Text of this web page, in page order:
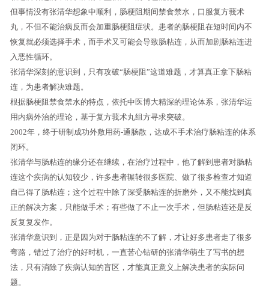
但事情没有张清华想象中顺利，肠梗阻期间禁食禁水，口服复方莪术
丸，不但不能治病反而会加重肠梗阻症状。患者的肠梗阻在短时间内不
恢复就必须选择手术，而手术又可能会导致肠粘连，从而加剧肠粘连进
入恶性循环。
张清华深刻的意识到，只有攻破“肠梗阻”这道难题，才算真正拿下肠粘
连，为患者解决难题。
根据肠梗阻禁食禁水的特点，依托中医博大精深的理论体系，张清华运
用内病外治的理论，基于复方莪术丸组方寻求突破。
2002年，终于研制成功外敷用药-通肠散，达成不手术治疗肠粘连的体系
闭环。
张清华与肠粘连的缘分还在继续，在治疗过程中，他了解到患者对肠粘
连这个疾病的认知较少，许多患者辗转很多医院、做了很多检查才知道
自己得了肠粘连；这个过程中除了深受肠粘连的折磨外，又不能找到真
正的解决方案，只能做手术；有些做了不止一次手术，但肠粘连还是反
反复复发作。
张清华意识到，正是因为对于肠粘连的不了解，才让好多患者走了很多
弯路，错过了治疗的好时机，一直苦心钻研的张清华萌生了写书的想
法，只有消除了疾病认知的盲区，才能真正意义上解决患者的实际问
题。